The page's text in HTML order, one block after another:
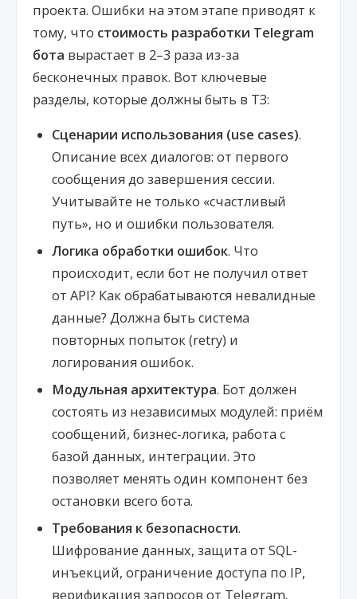
проекта. Ошибки на этом этапе приводят к
тому, что стоимость разработки Telegram
бота вырастает в 2–3 раза из-за
бесконечных правок. Вот ключевые
разделы, которые должны быть в ТЗ:
Сценарии использования (use cases).
Описание всех диалогов: от первого
сообщения до завершения сессии.
Учитывайте не только «счастливый
путь», но и ошибки пользователя.
Логика обработки ошибок. Что
происходит, если бот не получил ответ
от API? Как обрабатываются невалидные
данные? Должна быть система
повторных попыток (retry) и
логирования ошибок.
Модульная архитектура. Бот должен
состоять из независимых модулей: приём
сообщений, бизнес-логика, работа с
базой данных, интеграции. Это
позволяет менять один компонент без
остановки всего бота.
Требования к безопасности.
Шифрование данных, защита от SQL-
инъекций, ограничение доступа по IP,
верификация запросов от Telegram.